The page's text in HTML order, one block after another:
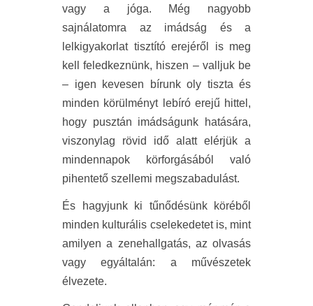
vagy a jóga. Még nagyobb
sajnálatomra az imádság és a
lelkigyakorlat tisztító erejéről is meg
kell feledkeznünk, hiszen – valljuk be
– igen kevesen bírunk oly tiszta és
minden körülményt lebíró erejű hittel,
hogy pusztán imádságunk hatására,
viszonylag rövid idő alatt elérjük a
mindennapok körforgásából való
pihentető szellemi megszabadulást.
És hagyjunk ki tűnődésünk köréből
minden kulturális cselekedetet is, mint
amilyen a zenehallgatás, az olvasás
vagy egyáltalán: a művészetek
élvezete.